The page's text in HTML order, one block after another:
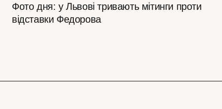
Фото дня: у Львові тривають мітинги проти
відставки Федорова